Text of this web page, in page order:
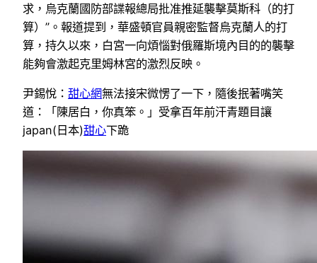
求，烏克蘭國防部諜報總局批准推延襲擊莫斯科（的打
算）”。報道提到，華盛頓官員親密監督烏克蘭人的打
算，持久以來，白宮一向煩惱對俄羅斯境內目的的襲擊
能夠會激起克里姆林宮的激烈反映。
尹錫悅： 甜心網無法接宋微愣了一下，隨後抿著嘴笑
道：「陳居白，你真笨。」受拿百年前汗青題目讓
japan(日本)甜心下跪